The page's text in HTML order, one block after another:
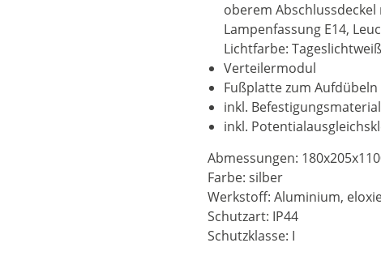
oberem
Lampenfassung E14,
Lichtfarbe:
Verteilermodul
Fußplatte zum
inkl. Befestigungsmaterial
inkl.
Abmessungen:
Farbe: silber
Werkstoff: Aluminium,
Schutzart: IP44
Schutzklasse: I